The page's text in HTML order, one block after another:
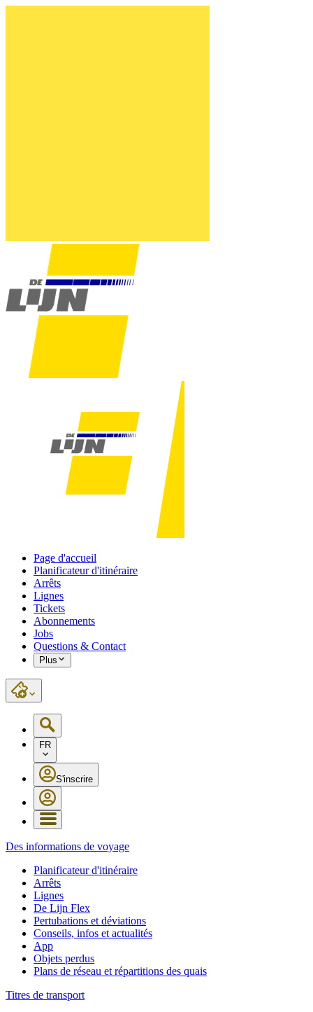
Page d'accueil
Planificateur d'itinéraire
Arrêts
Lignes
Tickets
Abonnements
Jobs
Questions & Contact
Plus
FR
S'inscrire
Des informations de voyage
Planificateur d'itinéraire
Arrêts
Lignes
De Lijn Flex
Pertubations et déviations
Conseils, infos et actualités
App
Objets perdus
Plans de réseau et répartitions des quais
Titres de transport